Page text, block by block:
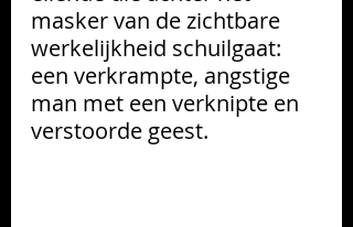
masker van de zichtbare
werkelijkheid schuilgaat:
een verkrampte, angstige
man met een verknipte en
verstoorde geest.